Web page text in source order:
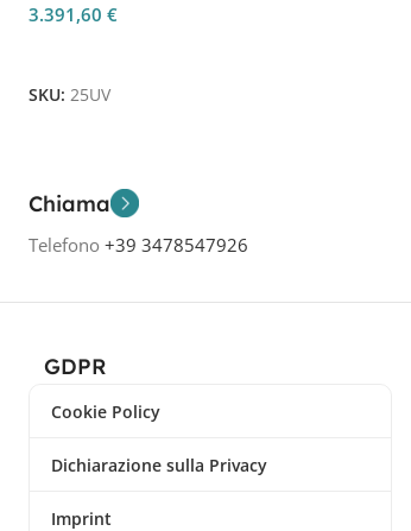
3.391,60 €
SKU: 25UV
Chiama
Telefono +39 3478547926
GDPR
Cookie Policy
Dichiarazione sulla Privacy
Imprint